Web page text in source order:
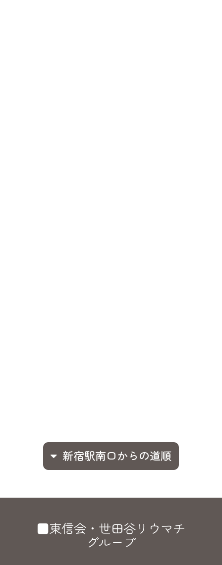
新宿駅南口からの道順
■東信会・世田谷リウマチ
グループ